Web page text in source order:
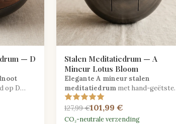
— D
op D
tonen
Stalen Meditatiedrum — A
Mineur Lotus Bloom
Elegante A mineur stalen
meditatiedrum met hand-geëtste
lotusmotief, afgestemd voor
kalmerende en herstellende
geluidsessies.
127,99 €101,99 €
CO₂-neutrale verzending